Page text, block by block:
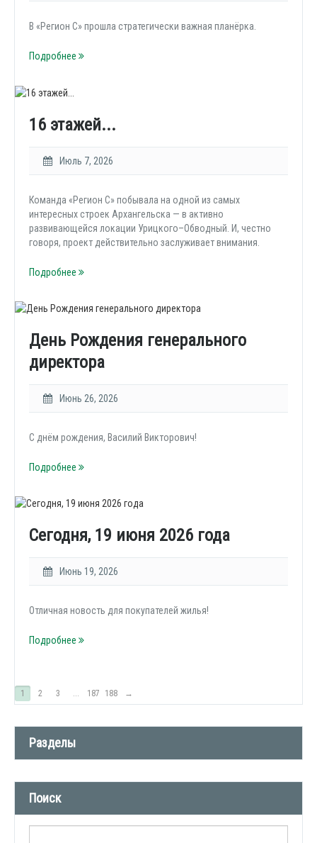
В «Регион С» прошла стратегически важная планёрка.
Подробнее
16 этажей...
Июль 7, 2026
Команда «Регион С» побывала на одной из самых
интересных строек Архангельска — в активно
развивающейся локации Урицкого–Обводный. И, честно
говоря, проект действительно заслуживает внимания.
Подробнее
День Рождения генерального
директора
Июнь 26, 2026
С днём рождения, Василий Викторович!
Подробнее
Сегодня, 19 июня 2026 года
Июнь 19, 2026
Отличная новость для покупателей жилья!
Подробнее
1 2 3 ... 187 188 →
Разделы
Новости компании (509)
СМИ о нас (1)
Поиск